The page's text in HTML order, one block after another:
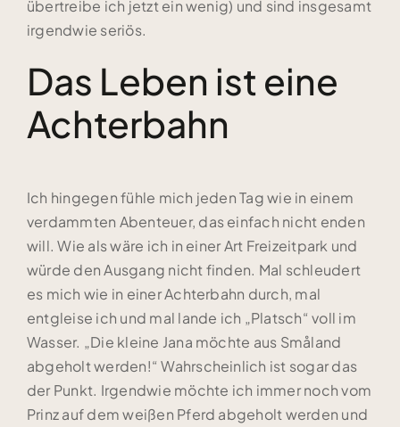
übertreibe ich jetzt ein wenig) und sind insgesamt
irgendwie seriös.
Das Leben ist eine
Achterbahn
Ich hingegen fühle mich jeden Tag wie in einem
verdammten Abenteuer, das einfach nicht enden
will. Wie als wäre ich in einer Art Freizeitpark und
würde den Ausgang nicht finden. Mal schleudert
es mich wie in einer Achterbahn durch, mal
entgleise ich und mal lande ich „Platsch“ voll im
Wasser. „Die kleine Jana möchte aus Småland
abgeholt werden!“ Wahrscheinlich ist sogar das
der Punkt. Irgendwie möchte ich immer noch vom
Prinz auf dem weißen Pferd abgeholt werden und